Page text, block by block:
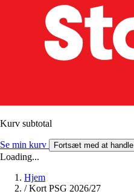
Kurv subtotal
Se min kurv Fortsæt med at handle
Loading...
Hjem
/ Kort PSG 2026/27